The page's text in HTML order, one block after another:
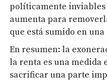
políticamente
aumenta para
que está sumido en
En resumen: la
la renta es una medida
sacrificar una parte